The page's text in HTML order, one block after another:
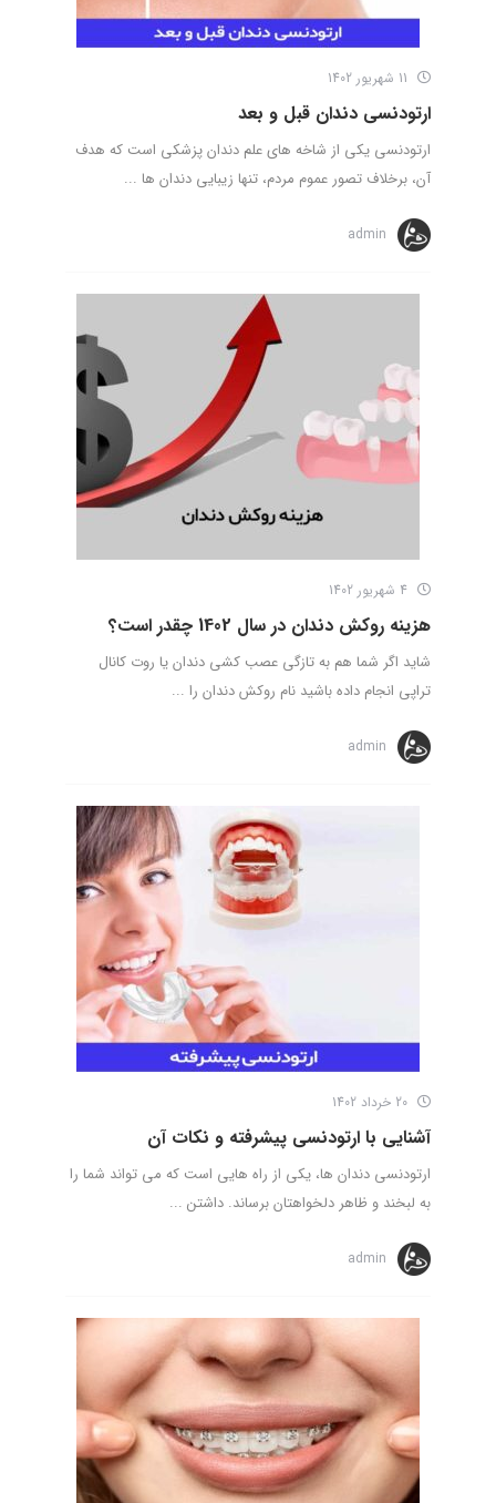
ارتودنسی دندان قبل و بعد
ارتودنسی یکی از شاخه های علم دندان پزشکی است که هدف
آن، برخلاف تصور عموم مردم، تنها زیبایی دندان ها ...
admin
هزینه روکش دندان در سال 1402 چقدر است؟
شاید اگر شما هم به تازگی عصب کشی دندان یا روت کانال
تراپی انجام داده باشید نام روکش دندان را ...
admin
آشنایی با ارتودنسی پیشرفته و نکات آن
ارتودنسی دندان ها، یکی از راه هایی است که می تواند شما را
به لبخند و ظاهر دلخواهتان برساند. داشتن ...
admin